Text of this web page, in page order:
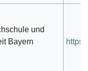
und
Bayern